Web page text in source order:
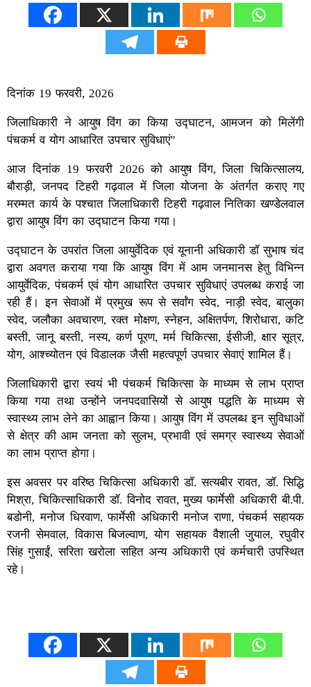
दिनांक 19 फरवरी, 2026
जिलाधिकारी ने आयुष विंग का किया उद्घाटन, आमजन को मिलेंगी
पंचकर्म व योग आधारित उपचार सुविधाएं”
आज दिनांक 19 फरवरी 2026 को आयुष विंग, जिला चिकित्सालय,
बौराड़ी, जनपद टिहरी गढ़वाल में जिला योजना के अंतर्गत कराए गए
मरम्मत कार्य के पश्चात जिलाधिकारी टिहरी गढ़वाल नितिका खण्डेलवाल
द्वारा आयुष विंग का उद्घाटन किया गया।
उद्घाटन के उपरांत जिला आयुर्वेदिक एवं यूनानी अधिकारी डॉ सुभाष चंद
द्वारा अवगत कराया गया कि आयुष विंग में आम जनमानस हेतु विभिन्न
आयुर्वेदिक, पंचकर्म एवं योग आधारित उपचार सुविधाएं उपलब्ध कराई जा
रही हैं। इन सेवाओं में प्रमुख रूप से सर्वांग स्वेद, नाड़ी स्वेद, बालुका
स्वेद, जलौका अवचारण, रक्त मोक्षण, स्नेहन, अक्षितर्पण, शिरोधारा, कटि
बस्ती, जानू बस्ती, नस्य, कर्ण पूरण, मर्म चिकित्सा, ईसीजी, क्षार सूत्र,
योग, आश्च्योतन एवं विडालक जैसी महत्वपूर्ण उपचार सेवाएं शामिल हैं।
जिलाधिकारी द्वारा स्वयं भी पंचकर्म चिकित्सा के माध्यम से लाभ प्राप्त
किया गया तथा उन्होंने जनपदवासियों से आयुष पद्धति के माध्यम से
स्वास्थ्य लाभ लेने का आह्वान किया। आयुष विंग में उपलब्ध इन सुविधाओं
से क्षेत्र की आम जनता को सुलभ, प्रभावी एवं समग्र स्वास्थ्य सेवाओं
का लाभ प्राप्त होगा।
इस अवसर पर वरिष्ठ चिकित्सा अधिकारी डॉ. सत्यबीर रावत, डॉ. सिद्धि
मिश्रा, चिकित्साधिकारी डॉ. विनोद रावत, मुख्य फार्मेसी अधिकारी बी.पी.
बडोनी, मनोज धिरवाण, फार्मेसी अधिकारी मनोज राणा, पंचकर्म सहायक
रजनी सेमवाल, विकास बिजल्वाण, योग सहायक वैशाली जुयाल, रघुवीर
सिंह गुसाईं, सरिता खरोला सहित अन्य अधिकारी एवं कर्मचारी उपस्थित
रहे।